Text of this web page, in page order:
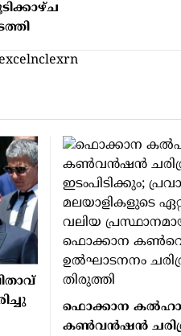
ഫൊക്കാന
കൺവൻഷൻ